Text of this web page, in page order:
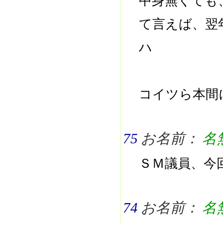
て言えば、
ハ
コイツら本
75 お名前： 名
ＳＭ議員、
74 お名前： 名